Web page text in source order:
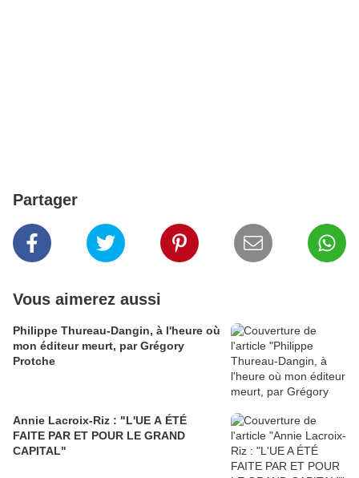
Partager
Vous aimerez aussi
Philippe Thureau-Dangin, à l'heure où
mon éditeur meurt, par Grégory
Protche
Annie Lacroix-Riz : "L'UE A ÉTÉ
FAITE PAR ET POUR LE GRAND
CAPITAL"